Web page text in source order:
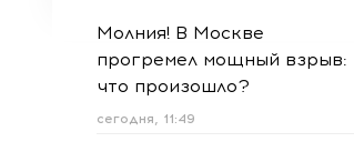
Молния! В Москве
прогремел мощный взрыв:
что произошло?
сегодня, 11:49